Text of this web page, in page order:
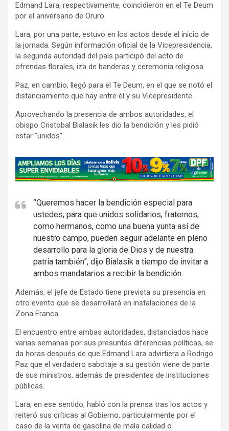
Edmand Lara, respectivamente, coincidieron en el Te Deum
por el aniversario de Oruro.
Lara, por una parte, estuvo en los actos desde el inicio de
la jornada. Según información oficial de la Vicepresidencia,
la segunda autoridad del país participó del acto de
ofrendas florales, iza de banderas y ceremonia religiosa.
Paz, en cambio, llegó para el Te Deum, en el que se notó el
distanciamiento que hay entre él y su Vicepresidente.
Aprovechando la presencia de ambos autoridades, el
obispo Cristobal Bialasik les dio la bendición y les pidió
estar “unidos”.
A
d
e
e
n
:
“Queremos hacer la bendición especial para
ustedes, para que unidos solidarios, fraternos,
como hermanos, como una buena yunta así de
nuestro campo, pueden seguir adelante en pleno
desarrollo para la gloria de Dios y de nuestra
patria también”, dijo Bialasik a tiempo de invitar a
ambos mandatarios a recibir la bendición.
Además, el jefe de Estado tiene prevista su presencia en
otro evento que se desarrollará en instalaciones de la
Zona Franca.
El encuentro entre ambas autoridades, distanciados hace
varias semanas por sus presuntas diferencias políticas, se
da horas después de que Edmand Lara advirtiera a Rodrigo
Paz que el verdadero sabotaje a su gestión viene de parte
de sus ministros, además de presidentes de instituciones
públicas.
Lara, en ese sentido, habló con la prensa tras los actos y
reiteró sus críticas al Gobierno, particularmente por el
caso de la venta de gasolina de mala calidad o